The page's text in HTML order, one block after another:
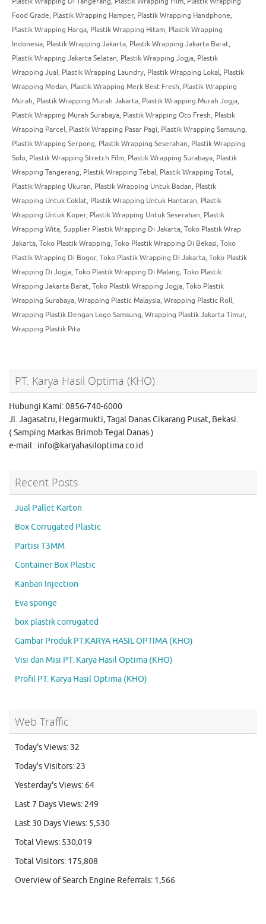
Food Grade, Plastik Wrapping Hamper, Plastik Wrapping Handphone,
Plastik Wrapping Harga, Plastik Wrapping Hitam, Plastik Wrapping
Indonesia, Plastik Wrapping Jakarta, Plastik Wrapping Jakarta Barat,
Plastik Wrapping Jakarta Selatan, Plastik Wrapping Jogja, Plastik
Wrapping Jual, Plastik Wrapping Laundry, Plastik Wrapping Lokal, Plastik
Wrapping Medan, Plastik Wrapping Merk Best Fresh, Plastik Wrapping
Murah, Plastik Wrapping Murah Jakarta, Plastik Wrapping Murah Jogja,
Plastik Wrapping Murah Surabaya, Plastik Wrapping Oto Fresh, Plastik
Wrapping Parcel, Plastik Wrapping Pasar Pagi, Plastik Wrapping Samsung,
Plastik Wrapping Serpong, Plastik Wrapping Seserahan, Plastik Wrapping
Solo, Plastik Wrapping Stretch Film, Plastik Wrapping Surabaya, Plastik
Wrapping Tangerang, Plastik Wrapping Tebal, Plastik Wrapping Total,
Plastik Wrapping Ukuran, Plastik Wrapping Untuk Badan, Plastik
Wrapping Untuk Coklat, Plastik Wrapping Untuk Hantaran, Plastik
Wrapping Untuk Koper, Plastik Wrapping Untuk Seserahan, Plastik
Wrapping Wita, Supplier Plastik Wrapping Di Jakarta, Toko Plastik Wrap
Jakarta, Toko Plastik Wrapping, Toko Plastik Wrapping Di Bekasi, Toko
Plastik Wrapping Di Bogor, Toko Plastik Wrapping Di Jakarta, Toko Plastik
Wrapping Di Jogja, Toko Plastik Wrapping Di Malang, Toko Plastik
Wrapping Jakarta Barat, Toko Plastik Wrapping Jogja, Toko Plastik
Wrapping Surabaya, Wrapping Plastic Malaysia, Wrapping Plastic Roll,
Wrapping Plastik Dengan Logo Samsung, Wrapping Plastik Jakarta Timur,
Wrapping Plastik Pita
PT. Karya Hasil Optima (KHO)
Hubungi Kami: 0856-740-6000
Jl. Jagasatru, Hegarmukti, Tagal Danas Cikarang Pusat, Bekasi.
( Samping Markas Brimob Tegal Danas )
e-mail : info@karyahasiloptima.co.id
Recent Posts
Jual Pallet Karton
Box Corrugated Plastic
Partisi T3MM
Container Box Plastic
Kanban Injection
Eva sponge
box plastik corrugated
Gambar Produk PT.KARYA HASIL OPTIMA (KHO)
Visi dan Misi PT. Karya Hasil Optima (KHO)
Profil PT. Karya Hasil Optima (KHO)
Web Traffic
Today's Views: 32
Today's Visitors: 23
Yesterday's Views: 64
Last 7 Days Views: 249
Last 30 Days Views: 5,530
Total Views: 530,019
Total Visitors: 175,808
Overview of Search Engine Referrals: 1,566